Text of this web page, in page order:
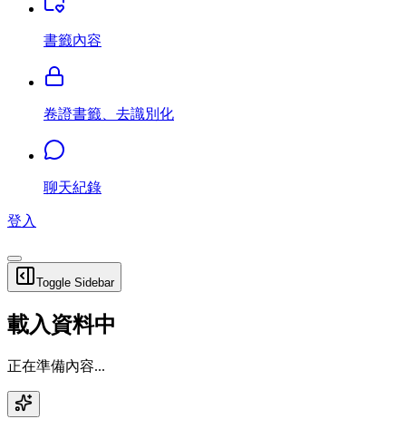
書籤內容
卷證書籤、去識別化
聊天紀錄
登入
Toggle Sidebar
載入資料中
正在準備內容...